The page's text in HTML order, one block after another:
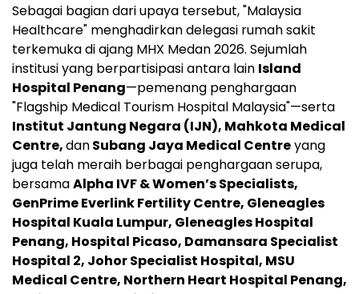
Sebagai bagian dari upaya tersebut, "Malaysia
Healthcare" menghadirkan delegasi rumah sakit
terkemuka di ajang MHX Medan 2026. Sejumlah
institusi yang berpartisipasi antara lain Island
Hospital Penang—pemenang penghargaan
"Flagship Medical Tourism Hospital Malaysia"—serta
Institut Jantung Negara (IJN), Mahkota Medical
Centre,danSubang Jaya Medical Centreyang
juga telah meraih berbagai penghargaan serupa,
bersamaAlpha IVF & Women’s Specialists,
GenPrime Everlink Fertility Centre, Gleneagles
Hospital Kuala Lumpur, Gleneagles Hospital
Penang, Hospital Picaso, Damansara Specialist
Hospital 2, Johor Specialist Hospital, MSU
Medical Centre, Northern Heart Hospital Penang,